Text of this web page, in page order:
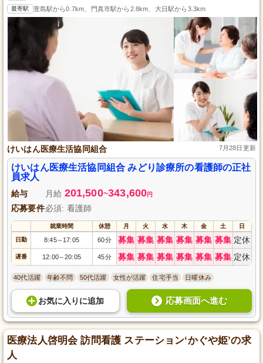
最寄駅 萱島駅から0.7km、門真市駅から2.8km、大日駅から3.3km
けいはん医療生活協同組合 7月28日更新
けいはん医療生活協同組合 みどり診療所の看護師の正社
員求人
給与 月給 201,500~343,600円
応募要件必須: 看護師
就業時間 休憩 月 火 水 木 金 土 日
日勤 8:45～ 17:05 60分 募集 募集 募集 募集 募集 募集 定休
遅番 12:00～20:05 45分 募集 募集 募集 募集 募集 募集 定休
40代活躍 年齢不問 50代活躍 女性が活躍 住宅手当 日曜休み
お気に入り に追加 応募画面へ進む
医療法人啓明会 訪問看護 ステーション‘かぐや姫’の求
人